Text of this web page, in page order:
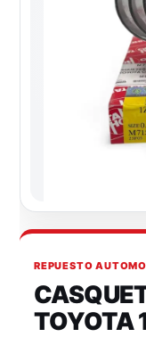
REPUESTO
TOYOTA